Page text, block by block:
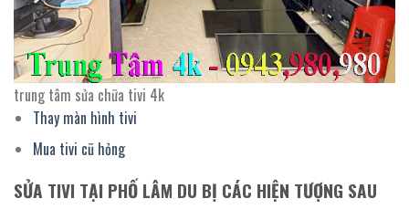
trung tâm sửa chữa tivi 4k
Thay màn hình tivi
Mua tivi cũ hỏng
SỬA TIVI TẠI PHỐ LÂM DU BỊ CÁC HIỆN TƯỢNG SAU